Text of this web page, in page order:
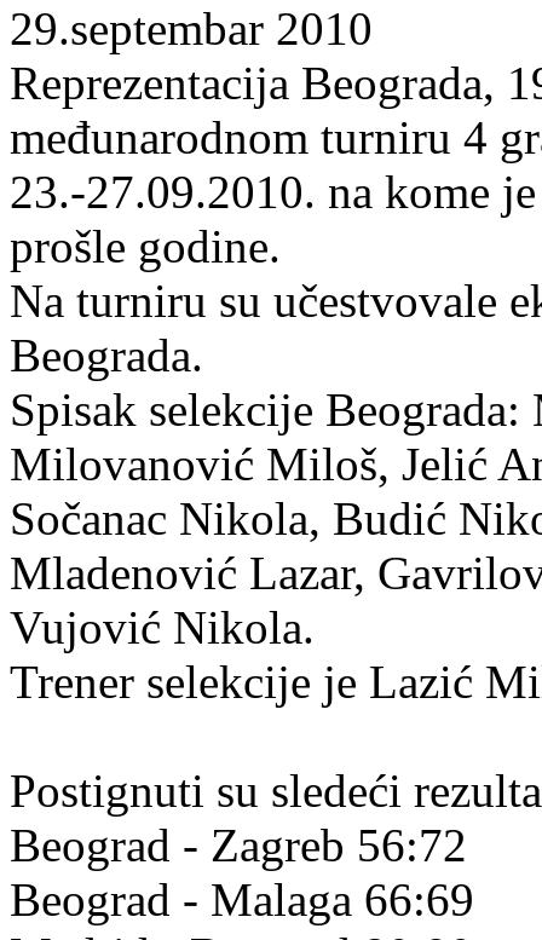
29.septembar 2010
Reprezentacija Beograda,
međunarodnom turniru 4
23.-27.09.2010. na kome
prošle godine.
Na turniru su učestvovale
Beograda.
Spisak selekcije
Milovanović Miloš, Jelić
Sočanac Nikola, Budić
Mladenović Lazar,
Vujović Nikola.
Trener selekcije je Lazić
Postignuti su sledeći
Beograd - Zagreb 56:72
Beograd - Malaga 66:69